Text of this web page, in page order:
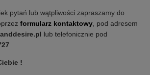
pytań lub wątpliwości zapraszamy do
formularz kontaktowy, pod adresem
lub telefonicznie pod
.
!